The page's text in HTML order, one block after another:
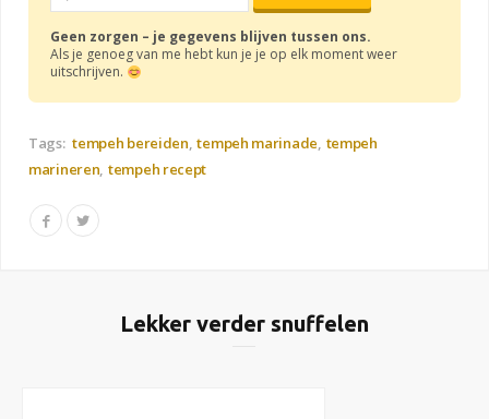
Geen zorgen – je gegevens blijven tussen ons.
Als je genoeg van me hebt kun je je op elk moment weer
uitschrijven.
Tags: tempeh bereiden tempeh marinade tempeh
marineren tempeh recept
Lekker verder snuffelen